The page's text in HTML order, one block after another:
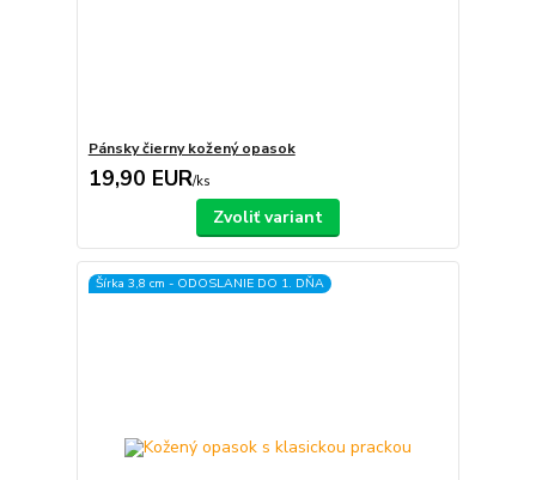
Pánsky čierny kožený opasok
19,90 EUR/ks
Zvoliť variant
Šírka 3,8 cm - ODOSLANIE DO 1. DŇA